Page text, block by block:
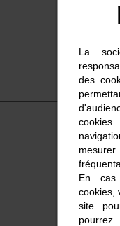
La
des
En
cookies,
site